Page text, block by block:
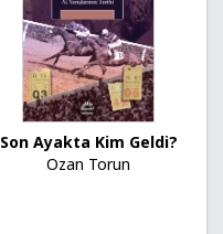
Son Ayakta Kim Geldi?
Ozan Torun